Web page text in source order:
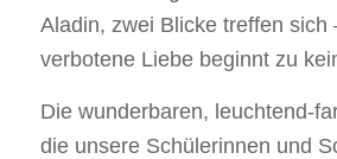
Aladin, zwei Blicke treffen sich
verbotene Liebe beginnt zu
Die wunderbaren, leuchtend-
die unsere Schülerinnen und